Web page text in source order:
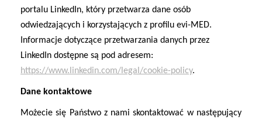
portalu LinkedIn, który przetwarza dane osób
odwiedzających i korzystających z profilu evi-MED.
Informacje dotyczące przetwarzania danych przez
LinkedIn dostępne są pod adresem:
https://www.linkedin.com/legal/cookie-policy.
Dane kontaktowe
Możecie się Państwo z nami skontaktować w następujący